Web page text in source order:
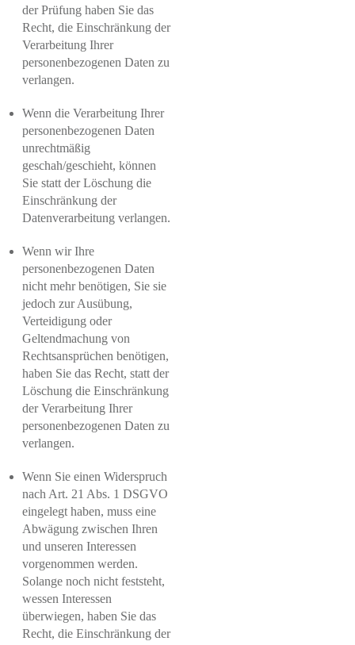
der Prüfung haben Sie das
Recht, die Einschränkung der
Verarbeitung Ihrer
personenbezogenen Daten zu
verlangen.
Wenn die Verarbeitung Ihrer
personenbezogenen Daten
unrechtmäßig
geschah/geschieht, können
Sie statt der Löschung die
Einschränkung der
Datenverarbeitung verlangen.
Wenn wir Ihre
personenbezogenen Daten
nicht mehr benötigen, Sie sie
jedoch zur Ausübung,
Verteidigung oder
Geltendmachung von
Rechtsansprüchen benötigen,
haben Sie das Recht, statt der
Löschung die Einschränkung
der Verarbeitung Ihrer
personenbezogenen Daten zu
verlangen.
Wenn Sie einen Widerspruch
nach Art. 21 Abs. 1 DSGVO
eingelegt haben, muss eine
Abwägung zwischen Ihren
und unseren Interessen
vorgenommen werden.
Solange noch nicht feststeht,
wessen Interessen
überwiegen, haben Sie das
Recht, die Einschränkung der